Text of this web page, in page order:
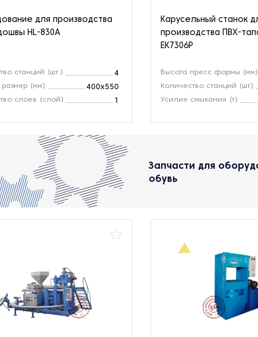
для производства
HL-830A
станций (шт.)
4
размер (мм)
400х550
слоев (слой)
1
Карусельный станок
производства ПВХ-
EK7306P
Высота пресс формы (мм)
Количество станций (шт)
Усилие смыкания (т)
Запчасти для
обувь